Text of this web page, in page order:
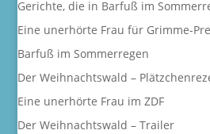
Gerichte, die in Barfuß im
Eine unerhörte Frau für Grimme-
Barfuß im Sommerregen
Der Weihnachtswald –
Eine unerhörte Frau im ZDF
Der Weihnachtswald – Trailer